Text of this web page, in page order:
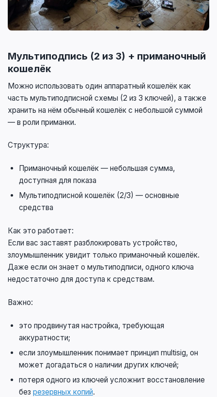
Мультиподпись (2 из 3) + приманочный
кошелёк
Можно использовать один аппаратный кошелёк как
часть мультиподписной схемы (2 из 3 ключей), а также
хранить на нём обычный кошелёк с небольшой суммой
— в роли приманки.
Структура:
Приманочный кошелёк — небольшая сумма,
доступная для показа
Мультиподписной кошелёк (2/3) — основные
средства
Как это работает:
Если вас заставят разблокировать устройство,
злоумышленник увидит только приманочный кошелёк.
Даже если он знает о мультиподписи, одного ключа
недостаточно для доступа к средствам.
Важно:
это продвинутая настройка, требующая
аккуратности;
если злоумышленник понимает принцип multisig, он
может догадаться о наличии других ключей;
потеря одного из ключей усложнит восстановление
без резервных копий.